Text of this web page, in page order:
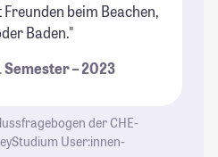
beim Beachen,
Baden."
– 2023
der CHE-
User:innen-